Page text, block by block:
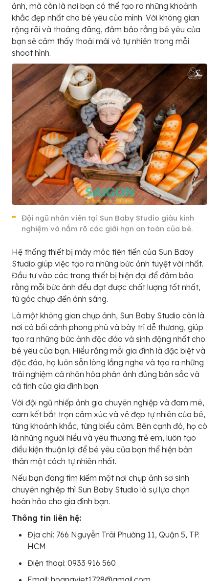
ảnh, mà còn là nơi bạn có thể tạo ra những khoảnh
khắc đẹp nhất cho bé yêu của mình. Với không gian
rộng rãi và thoáng đãng, đảm bảo rằng bé yêu của
bạn sẽ cảm thấy thoải mái và tự nhiên trong mỗi
shoot hình.
Đội ngũ nhân viên tại Sun Baby Studio giàu kinh
nghiệm và nắm rõ các giới hạn an toàn của bé.
Hệ thống thiết bị máy móc tiên tiến của Sun Baby
Studio giúp việc tạo ra những bức ảnh tuyệt vời nhất.
Đầu tư vào các trang thiết bị hiện đại để đảm bảo
rằng mỗi bức ảnh đều đạt được chất lượng tốt nhất,
từ góc chụp đến ánh sáng.
Là một không gian chụp ảnh, Sun Baby Studio còn là
nơi có bối cảnh phong phú và bày trí dễ thương, giúp
tạo ra những bức ảnh độc đáo và sinh động nhất cho
bé yêu của bạn. Hiểu rằng mỗi gia đình là đặc biệt và
độc đáo, họ luôn sẵn lòng lắng nghe và tạo ra những
trải nghiệm cá nhân hóa phản ánh đúng bản sắc và
cá tính của gia đình bạn.
Với đội ngũ nhiếp ảnh gia chuyên nghiệp và đam mê,
cam kết bắt trọn cảm xúc và vẻ đẹp tự nhiên của bé,
từng khoảnh khắc, từng biểu cảm. Bên cạnh đó, họ cò
là những người hiểu và yêu thương trẻ em, luôn tạo
điều kiện thuận lợi để bé yêu của bạn thể hiện bản
thân một cách tự nhiên nhất.
Nếu bạn đang tìm kiếm một nơi chụp ảnh sơ sinh
chuyên nghiệp thì Sun Baby Studio là sự lựa chọn
hoàn hảo cho gia đình bạn.
Thông tin liên hệ:
Địa chỉ: 766 Nguyễn Trãi Phường 11, Quận 5, TP.
HCM
Điện thoại: 0933 916 560